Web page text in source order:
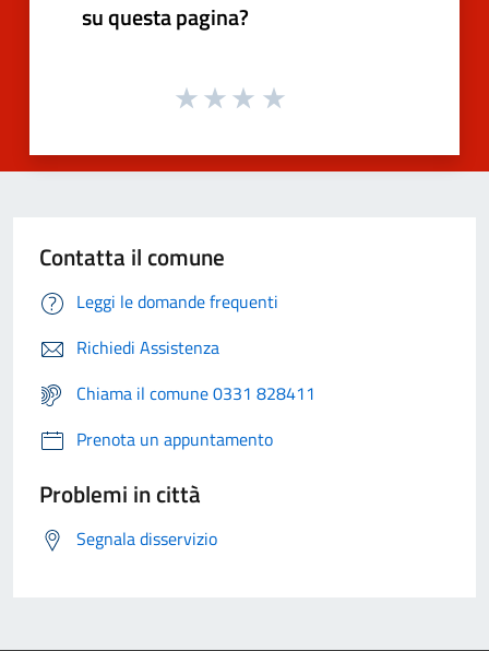
su questa pagina?
Contatta il comune
Leggi le domande frequenti
Richiedi Assistenza
Chiama il comune 0331 828411
Prenota un appuntamento
Problemi in città
Segnala disservizio